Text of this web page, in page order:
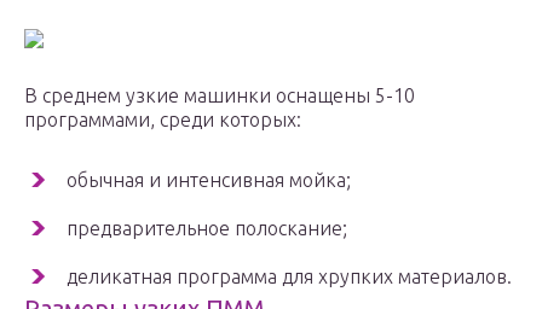
В среднем узкие машинки оснащены 5-10
программами, среди которых:
обычная и интенсивная мойка;
предварительное полоскание;
деликатная программа для хрупких материалов.